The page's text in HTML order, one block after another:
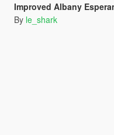
Improved Albany Esperanto pack
By le_shark